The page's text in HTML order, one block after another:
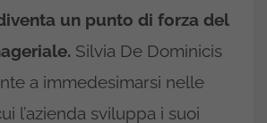
un punto di forza del
Silvia De Dominicis
a immedesimarsi nelle
l’azienda sviluppa i suoi